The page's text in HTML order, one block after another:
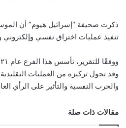
ذكرت صحيفة “إسرائيل هيوم” أن
تنفيذ عمليات اختراق نفسي وإلكتروني
وقد تحول تركيزه من العمليات التقليدية
والحرب النفسية والتأثير على الرأي
مقالات ذات صلة